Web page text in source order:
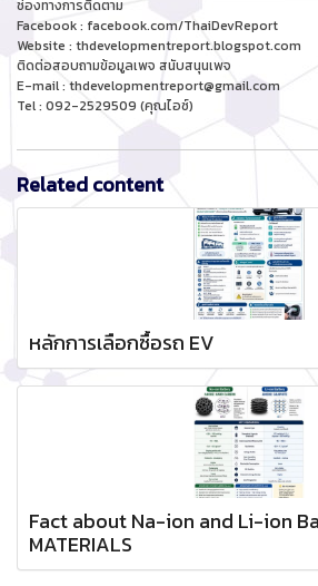
ช่องทางการติดตาม
Facebook : facebook.com/ThaiDevReport
Website : thdevelopmentreport.blogspot.com
ติดต่อสอบถามข้อมูลเพจ สนับสนุนเพจ
E-mail : thdevelopmentreport@gmail.com
Tel : 092-2529509 (คุณไอซ์)
Related content
หลักการเลือกซื้อรถ EV
Fact about Na-ion and Li-ion
MATERIALS